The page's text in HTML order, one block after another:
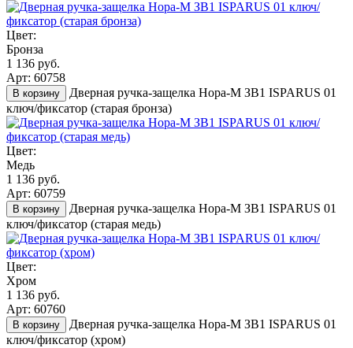
Цвет:
Бронза
1 136 руб.
Арт: 60758
В корзину
Дверная ручка-защелка Нора-М ЗВ1 ISPARUS 01
ключ/фиксатор (старая бронза)
Цвет:
Медь
1 136 руб.
Арт: 60759
В корзину
Дверная ручка-защелка Нора-М ЗВ1 ISPARUS 01
ключ/фиксатор (старая медь)
Цвет:
Хром
1 136 руб.
Арт: 60760
В корзину
Дверная ручка-защелка Нора-М ЗВ1 ISPARUS 01
ключ/фиксатор (хром)